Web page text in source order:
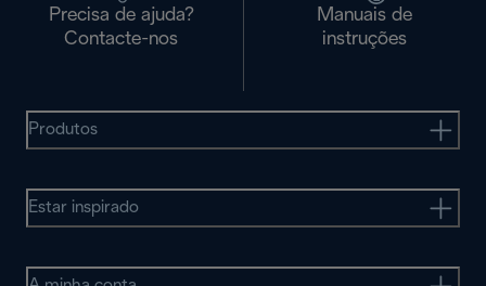
Precisa de ajuda?
Contacte-nos
Manuais de
instruções
Produtos
Estar inspirado